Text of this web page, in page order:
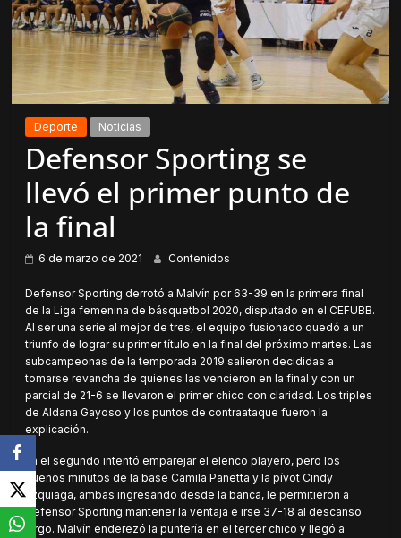
Deporte Noticias
Defensor Sporting se
llevó el primer punto de
la final
6 de marzo de 2021 Contenidos
Defensor Sporting derrotó a Malvín por 63-39 en la primera final
de la Liga femenina de básquetbol 2020, disputado en el CEFUBB.
Al ser una serie al mejor de tres, el equipo fusionado quedó a un
triunfo de lograr su primer título en la final del próximo martes. Las
subcampeonas de la temporada 2019 salieron decididas a
tomarse revancha de quienes las vencieron en la final y con un
parcial de 21-6 se llevaron el primer chico con claridad. Los triples
de Aldana Gayoso y los puntos de contraataque fueron la
explicación.
En el segundo intentó emparejar el elenco playero, pero los
buenos minutos de la base Camila Panetta y la pívot Cindy
Ezquiaga, ambas ingresando desde la banca, le permitieron a
Defensor Sporting mantener la ventaja e irse 37-18 al descanso
largo. Malvín enderezó la puntería en el tercer chico y llegó a